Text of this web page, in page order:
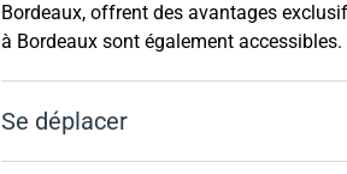
Bordeaux, offrent des avantages
à Bordeaux sont également accessibles.
Se déplacer